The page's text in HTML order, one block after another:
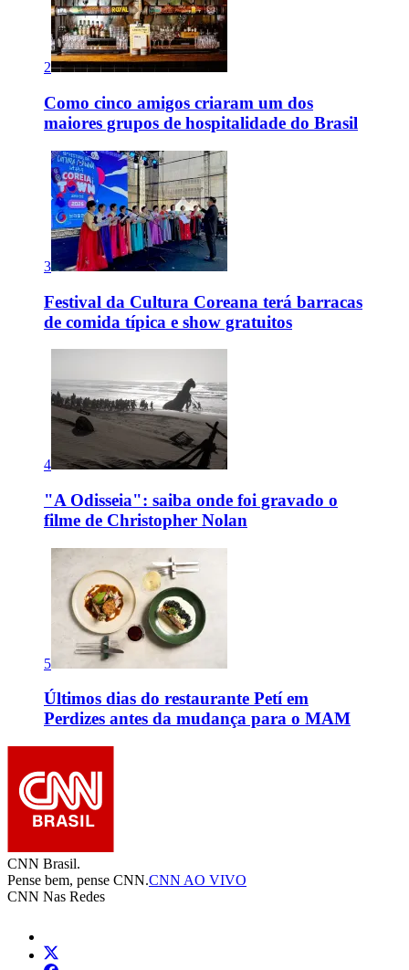
2
Como cinco amigos criaram um dos
maiores grupos de hospitalidade do Brasil
3
Festival da Cultura Coreana terá barracas
de comida típica e show gratuitos
4
"A Odisseia": saiba onde foi gravado o
filme de Christopher Nolan
5
Últimos dias do restaurante Petí em
Perdizes antes da mudança para o MAM
CNN Brasil.
Pense bem, pense CNN.CNN AO VIVO
CNN Nas Redes